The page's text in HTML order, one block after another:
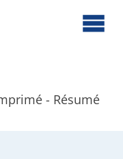
- Résumé